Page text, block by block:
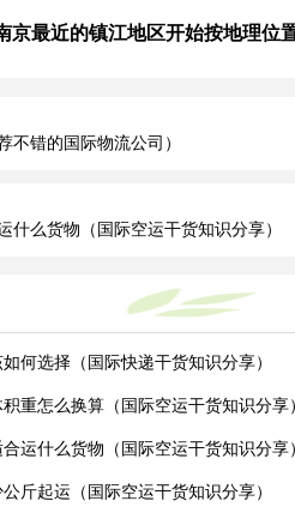
京最近的镇江地区开始按地理位
不错的国际物流公司）
什么货物（国际空运干货知识分享）
何选择（国际快递干货知识分享）
重怎么换算（国际空运干货知识分享
运什么货物（国际空运干货知识分享
斤起运（国际空运干货知识分享）